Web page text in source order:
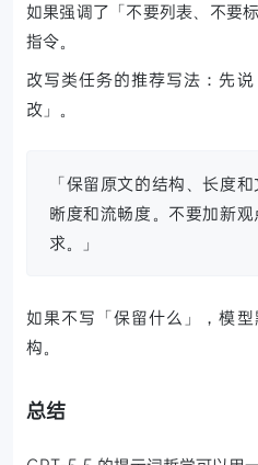
如果强调了「不要列表、不要
指令。
改写类任务的推荐写法：先
改」。
「保留原文的结构、长度
晰度和流畅度。不要加新
求。」
如果不写「保留什么」，模
构。
总结